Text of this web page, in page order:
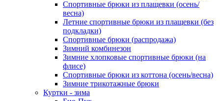
Спортивные брюки из плащевки (осень/
весна)
Летние спортивные брюки из плащевки (без
подкладки)
Спортивные брюки (распродажа)
Зимний комбинезон
Зимние хлопковые спортивные брюки (на
флисе)
Спортивные брюки из коттона (осень/весна)
Зимние трикотажные брюки
Куртки - зима